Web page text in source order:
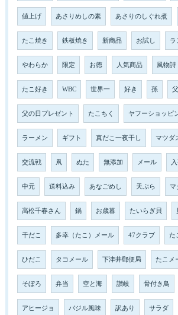
値上げ あさりめしの素 あさりのしぐれ煮
たこ焼き 鉄板焼き 新商品 お試し ラ
やわらか 限定 お徳 人気商品 風物詩
たこ好き WBC 世界一 好き 孫
父の日プレゼント たこちく ヤフーショッピ
ラーメン ギフト 真だこ一夜干し マツダ
交流戦 凧 ぬた 無添加 メール
中元 送料込み あなごめし 天ぷら マ
高松千春さん 鍋 お歳暮 たいらぎ貝
干だこ 多幸（たこ）メール 47クラブ た
ひだこ タコメール 下津井郵便局 たこメ
そぼろ 弁当 空と海 讃岐 骨付き鳥
アヒージョ バジル風味 訳あり サラダ